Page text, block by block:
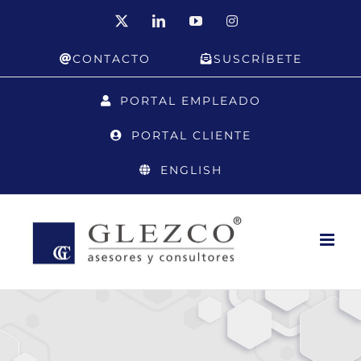
LinkedInYouTubeInstagram
CONTACTO SUSCRÍBETE
PORTAL EMPLEADO
PORTAL CLIENTE
ENGLISH